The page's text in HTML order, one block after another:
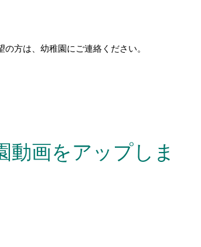
方は、幼稚園にご連絡ください。
動画をアップしま